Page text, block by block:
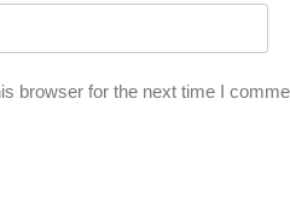
browser for the next time I